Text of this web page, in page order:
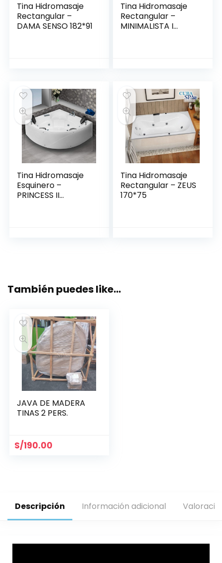
Tina Hidromasaje
Rectangular –
DAMA SENSO 182*91
Tina Hidromasaje
Rectangular –
MINIMALISTA I
Tina Hidromasaje
Esquinero –
PRINCESS II
Tina Hidromasaje
Rectangular – ZEUS
170*75
También puedes like…
JAVA DE MADERA
TINAS 2 PERS.
S/190.00
Descripción Información adicional